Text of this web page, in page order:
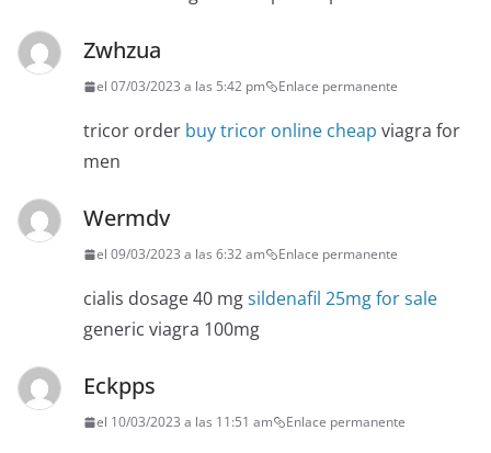
Zwhzua
el 07/03/2023 a las 5:42 pm Enlace permanente
tricor order buy tricor online cheap viagra for
men
Wermdv
el 09/03/2023 a las 6:32 am Enlace permanente
cialis dosage 40 mgsildenafil 25mg for sale
generic viagra 100mg
Eckpps
el 10/03/2023 a las 11:51 am Enlace permanente